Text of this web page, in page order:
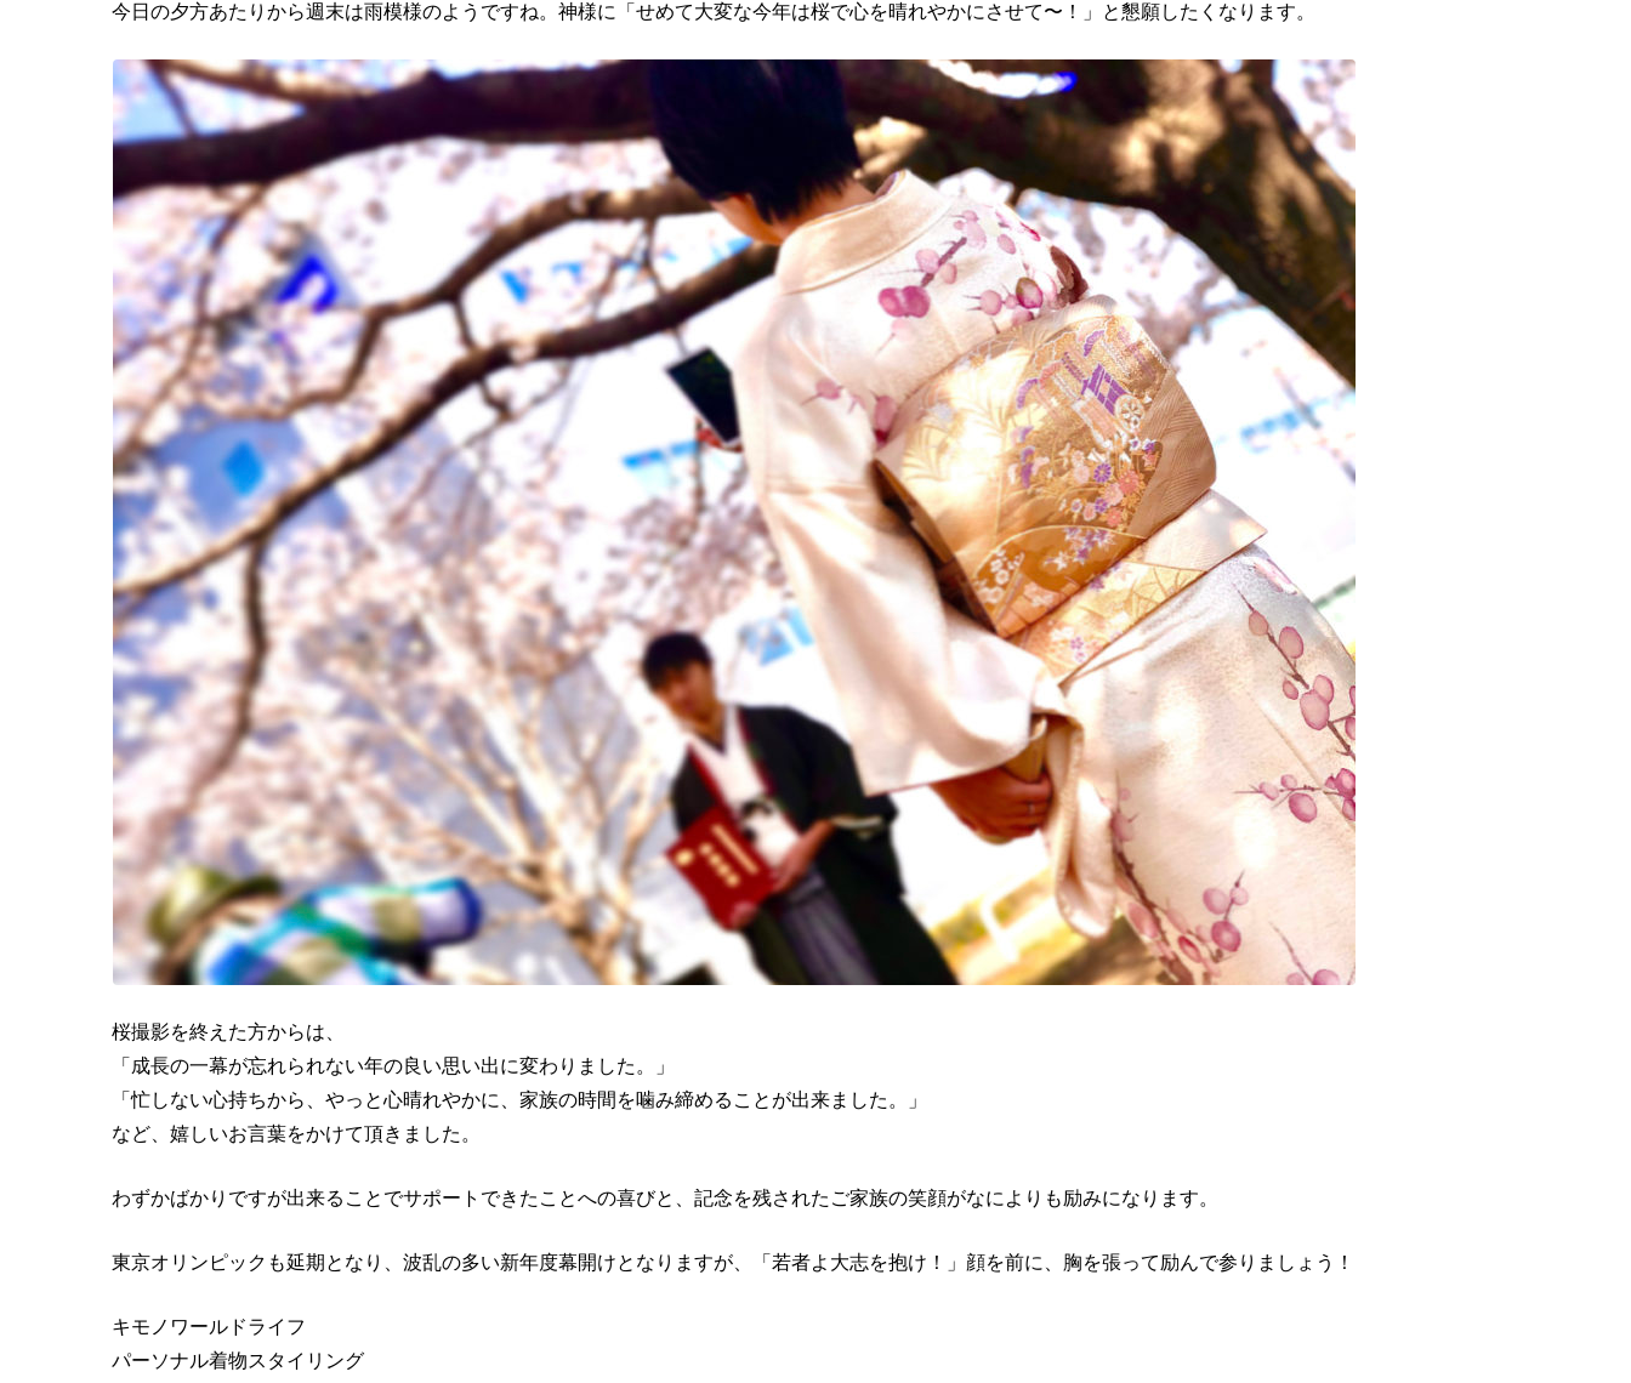
今日の夕方あたりから週末は雨模様のようですね。神様に「せめて大変な今年は桜で心を晴れやかにさせて〜！」と懇願したくなります。
桜撮影を終えた方からは、
「成長の一幕が忘れられない年の良い思い出に変わりました。」
「忙しない心持ちから、やっと心晴れやかに、家族の時間を噛み締めることが出来ました。」
など、嬉しいお言葉をかけて頂きました。
わずかばかりですが出来ることでサポートできたことへの喜びと、記念を残されたご家族の笑顔がなによりも励みになります。
東京オリンピックも延期となり、波乱の多い新年度幕開けとなりますが、「若者よ大志を抱け！」顔を前に、胸を張って励んで参りましょう！
キモノワールドライフ
パーソナル着物スタイリング